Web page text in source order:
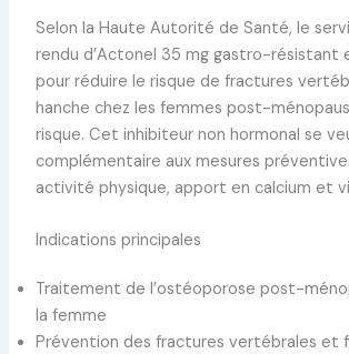
Selon la Haute Autorité de Santé, le
rendu d’Actonel 35 mg gastro-résistant
pour réduire le risque de fractures
hanche chez les femmes post-
risque. Cet inhibiteur non hormonal se
complémentaire aux mesures
activité physique, apport en calcium et
Indications principales
Traitement de l’ostéoporose post-
la femme
Prévention des fractures vertébrales et